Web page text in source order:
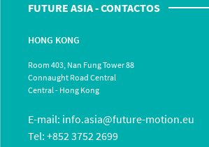
FUTURE ASIA - CONTACTOS
HONG KONG
Room 403, Nan Fung Tower 88
Connaught Road Central
Central - Hong Kong
E-mail: info.asia@future-motion.eu
Tel: +852 3752 2699